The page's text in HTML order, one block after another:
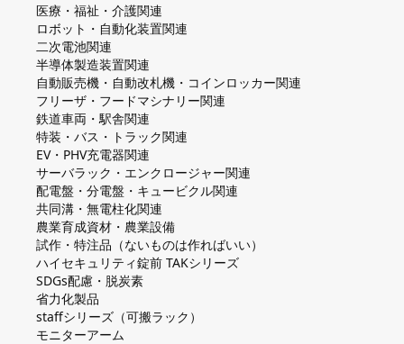
医療・福祉・介護関連
ロボット・自動化装置関連
二次電池関連
半導体製造装置関連
自動販売機・自動改札機・コインロッカー関連
フリーザ・フードマシナリー関連
鉄道車両・駅舎関連
特装・バス・トラック関連
EV・PHV充電器関連
サーバラック・エンクロージャー関連
配電盤・分電盤・キュービクル関連
共同溝・無電柱化関連
農業育成資材・農業設備
試作・特注品（ないものは作ればいい）
ハイセキュリティ錠前 TAKシリーズ
SDGs配慮・脱炭素
省力化製品
staffシリーズ（可搬ラック）
モニターアーム